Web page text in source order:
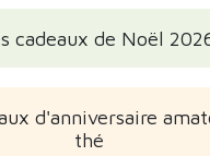
cadeaux de Noël
d'anniversaire
thé